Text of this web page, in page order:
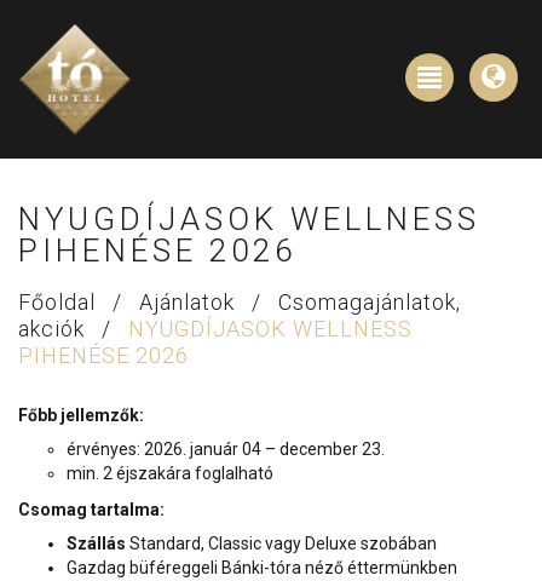
NYUGDÍJASOK WELLNESS
PIHENÉSE 2026
Főoldal / Ajánlatok /
Csomagajánlatok,
akciók
/
NYUGDÍJASOK WELLNESS
PIHENÉSE 2026
Főbb jellemzők:
érvényes: 2026. január 04 – december 23.
min. 2 éjszakára foglalható
Csomag tartalma:
Szállás Standard, Classic vagy Deluxe szobában
Gazdag büféreggeli Bánki-tóra néző éttermünkben